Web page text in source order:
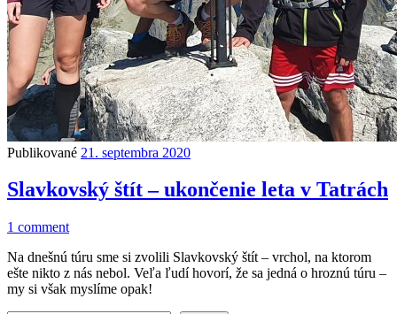
Publikované 21. septembra 2020
Slavkovský štít – ukončenie leta v Tatrách
1 comment
Na dnešnú túru sme si zvolili Slavkovský štít – vrchol, na ktorom
ešte nikto z nás nebol. Veľa ľudí hovorí, že sa jedná o hroznú túru –
my si však myslíme opak!